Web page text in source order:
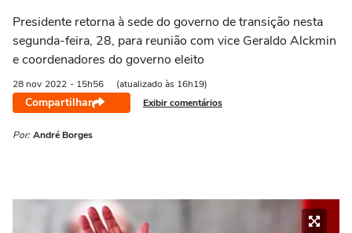
Presidente retorna à sede do governo de transição nesta
segunda-feira, 28, para reunião com vice Geraldo Alckmin
e coordenadores do governo eleito
28 nov 2022 - 15h56 (atualizado às 16h19)
Compartilhar Exibir comentários
Por: André Borges